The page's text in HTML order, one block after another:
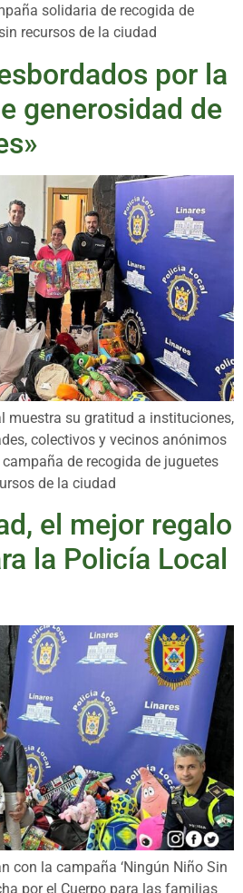
solidaria de recogida de
recursos de la ciudad
por la
generosidad de
muestra su gratitud a instituciones,
colectivos y vecinos anónimos
de recogida de juguetes
de la ciudad
el mejor regalo
la Policía Local
con la campaña ‘Ningún Niño Sin
por el Cuerpo para las familias